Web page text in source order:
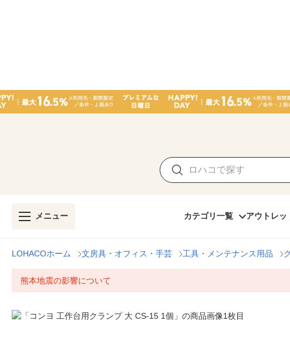
メニュー カテゴリ一覧 アウトレッ
LOHACOホーム 文房具・オフィス・手芸 工具・メンテナンス用品
熊本地震の影響について